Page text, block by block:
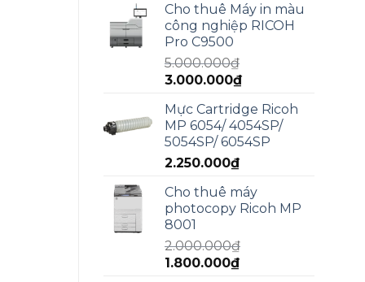
là:
5.000.000₫.
tại
là:
Cho thuê Máy in màu
công nghiệp RICOH
Pro C9500
5.000.000₫
Giá
là:
5.000.000₫.
3.000.000₫Giá
tại
là:
3.000.000₫.
Mực Cartridge Ricoh
MP 6054/ 4054SP/
5054SP/ 6054SP
2.250.000₫
Cho thuê máy
photocopy Ricoh MP
8001
2.000.000₫
Giá
1.800.000₫Giá